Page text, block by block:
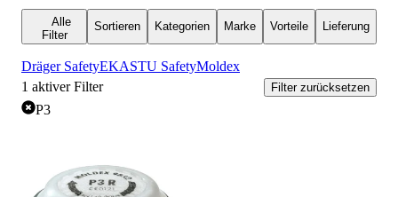
Alle
Filter
Sortieren Kategorien Marke Vorteile Lieferung
Dräger SafetyEKASTU SafetyMoldex
1 aktiver Filter Filter zurücksetzen
P3